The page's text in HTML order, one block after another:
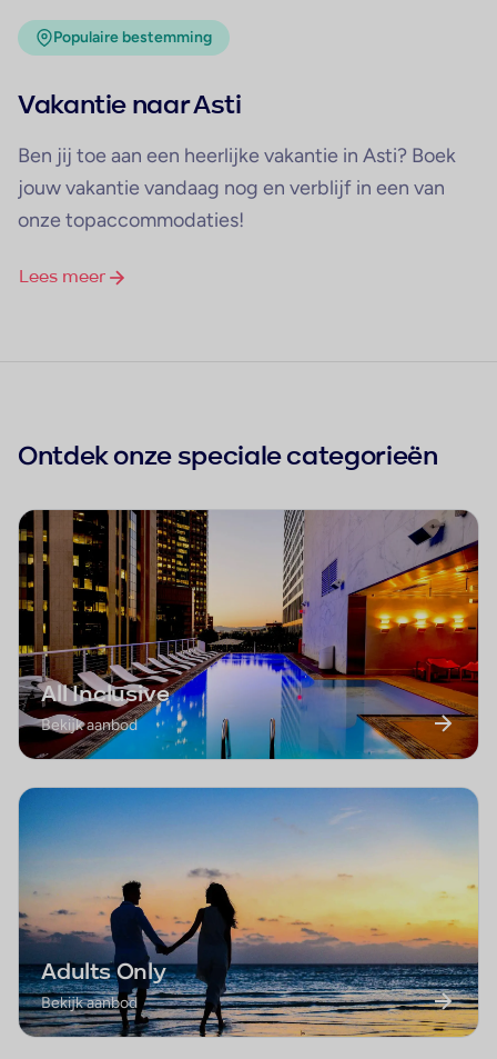
Populaire bestemming
Vakantie naar Asti
Ben jij toe aan een heerlijke vakantie in Asti? Boek
jouw vakantie vandaag nog en verblijf in een van
onze topaccommodaties!
Lees meer
Ontdek onze speciale categorieën
All Inclusive
Bekijk aanbod
Adults Only
Bekijk aanbod